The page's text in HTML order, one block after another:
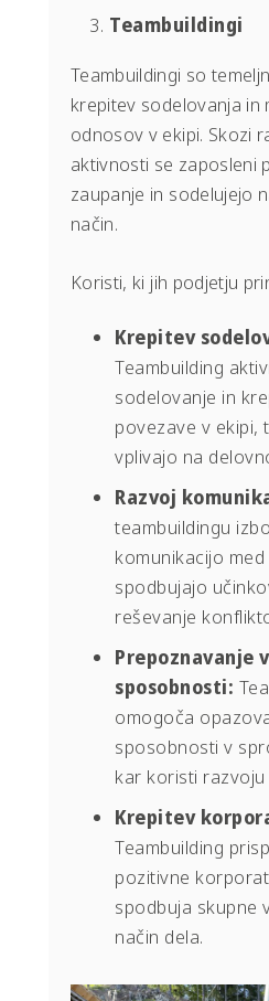
Teambuildingi
Teambuildingi so
krepitev sodelovanja in
odnosov v ekipi. Skozi
aktivnosti se zaposleni
zaupanje in sodelujejo
način.
Koristi, ki jih podjetju
Krepitev
Teambuilding
sodelovanje in
povezave v ekipi,
vplivajo na
Razvoj
teambuildingu
komunikacijo
spodbujajo
reševanje
Prepoznavanje
sposobnosti:
omogoča
sposobnosti v
kar koristi razvoju
Krepitev
Teambuilding
pozitivne
spodbuja skupne
način dela.